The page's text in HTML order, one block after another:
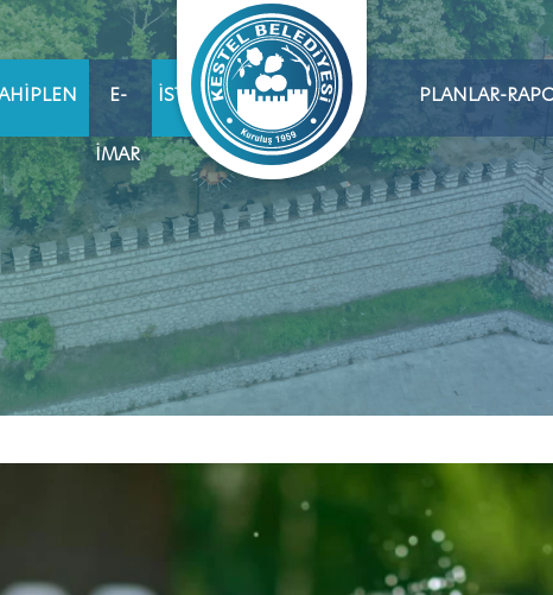
E-
İMAR
İSTIHDAM PLANLAR-